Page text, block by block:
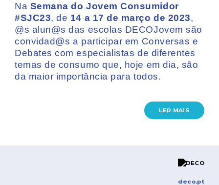
Na Semana do Jovem Consumidor
#SJC23, de 14 a 17 de março de 2023,
@s alun@s das escolas DECOJovem são
convidad@s a participar em Conversas e
Debates com especialistas de diferentes
temas de consumo que, hoje em dia, são
da maior importância para todos.
LER MAIS
deco.pt